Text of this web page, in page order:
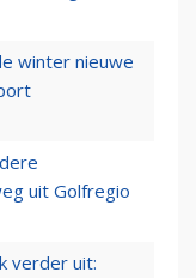
winter nieuwe
uit Golfregio
verder uit: